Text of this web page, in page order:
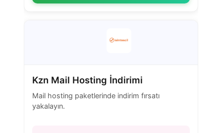
Kzn Mail Hosting İndirimi
Mail hosting paketlerinde indirim fırsatı
yakalayın.